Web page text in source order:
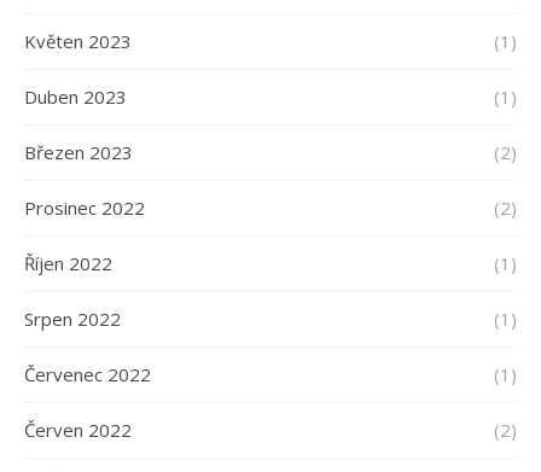
Květen 2023 (1)
Duben 2023 (1)
Březen 2023 (2)
Prosinec 2022 (2)
Říjen 2022 (1)
Srpen 2022 (1)
Červenec 2022 (1)
Červen 2022 (2)